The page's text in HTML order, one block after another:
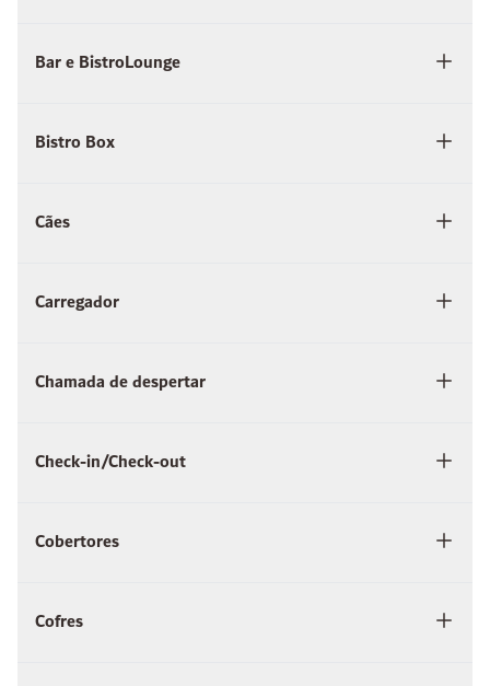
Bar e BistroLounge
Bistro Box
Cães
Carregador
Chamada de despertar
Check-in/Check-out
Cobertores
Cofres